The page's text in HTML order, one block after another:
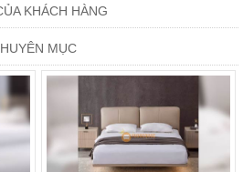
KHÁCH HÀNG
MỤC